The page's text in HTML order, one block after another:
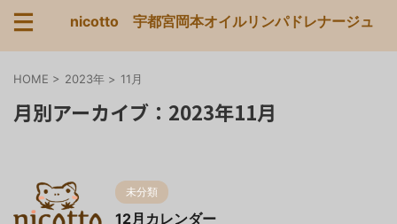
nicotto 宇都宮岡本オイルリンパドレナージュ
HOME > 2023年 > 11月
月別アーカイブ：2023年11月
未分類
12月カレンダー